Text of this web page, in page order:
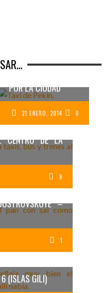
PRÁCTICOS PARA
POR LA CIUDAD
21 ENERO, 2014 0
– CÓMO IR DEL
CENTRO DE LA
9
–
1
6 (ISLAS GILI)